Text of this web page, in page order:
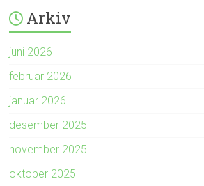
Arkiv
juni 2026
februar 2026
januar 2026
desember 2025
november 2025
oktober 2025